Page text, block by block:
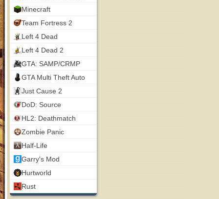
Minecraft
Team Fortress 2
Left 4 Dead
Left 4 Dead 2
GTA: SAMP/CRMP
GTA Multi Theft Auto
Just Cause 2
DoD: Source
HL2: Deathmatch
Zombie Panic
Half-Life
Garry's Mod
Hurtworld
Rust